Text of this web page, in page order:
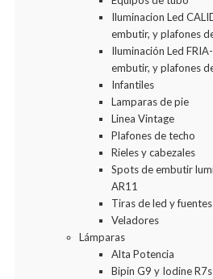
Iluminacion Led
embutir, y plafones
Iluminación Led
embutir, y plafones
Infantiles
Lamparas de pie
Linea Vintage
Plafones de techo
Rieles y cabezales
Spots de embutir
AR11
Tiras de led y fuentes
Veladores
Lámparas
Alta Potencia
Bipin G9 y Iodine